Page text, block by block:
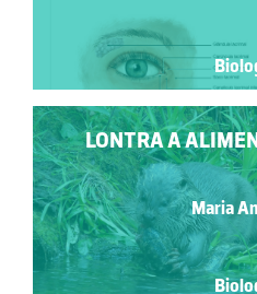
LONTRA A
Maria